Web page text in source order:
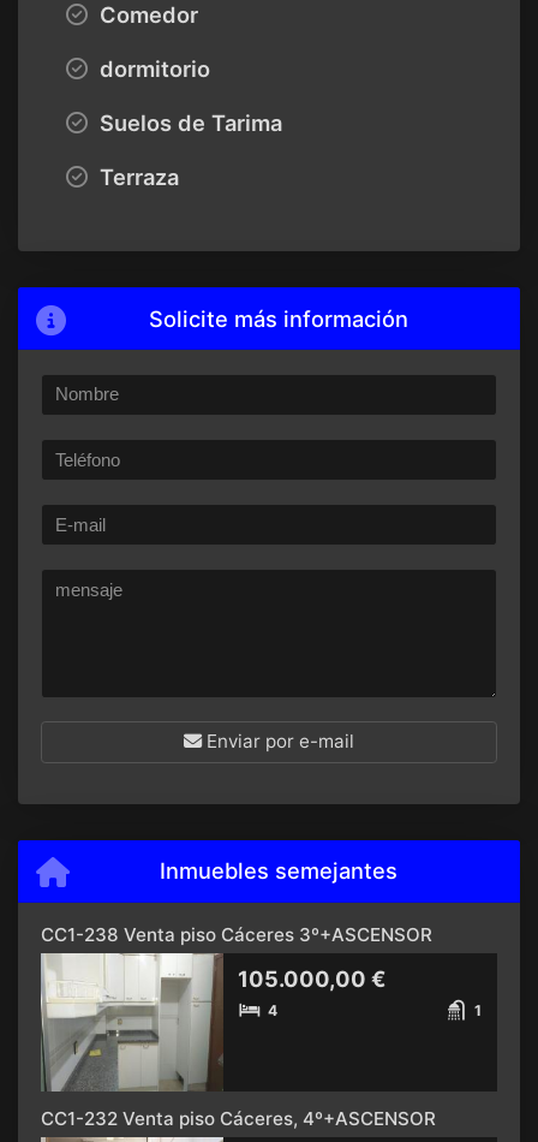
Comedor
dormitorio
Suelos de Tarima
Terraza
Solicite más información
Enviar por e-mail
Inmuebles semejantes
CC1-238 Venta piso Cáceres 3º+ASCENSOR
105.000,00 €
4 1
CC1-232 Venta piso Cáceres, 4º+ASCENSOR